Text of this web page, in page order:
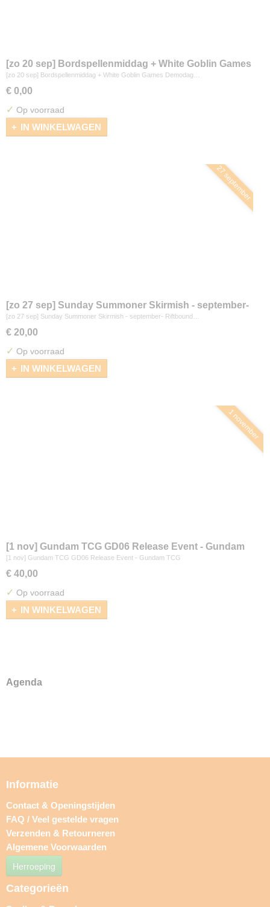
[zo 20 sep] Bordspellenmiddag + White Goblin Games
Demodag
[zo 20 sep] Bordspellenmiddag + White Goblin Games Demodag…
€ 0,00
✓ Op voorraad
IN WINKELWAGEN
27 september
[zo 27 sep] Sunday Summoner Skirmish - september-
Riftbound
[zo 27 sep] Sunday Summoner Skirmish - september- Riftbound…
€ 20,00
✓ Op voorraad
IN WINKELWAGEN
1 november
[1 nov] Gundam TCG GD06 Release Event - Gundam
TCG
[1 nov] Gundam TCG GD06 Release Event - Gundam TCG
€ 40,00
✓ Op voorraad
IN WINKELWAGEN
Agenda
Informatie
Contact & Openingstijden
FAQ / Veel gestelde vragen
Verzenden & Retourneren
Algemene Voorwaarden
Herroeping
Categorieën